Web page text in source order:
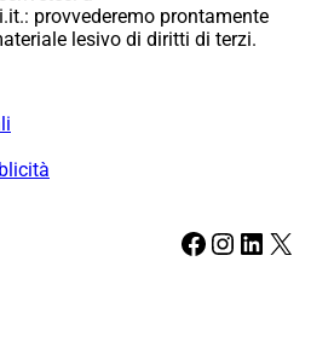
provvederemo prontamente
lesivo di diritti di terzi.
Facebook Instagram LinkedIn X